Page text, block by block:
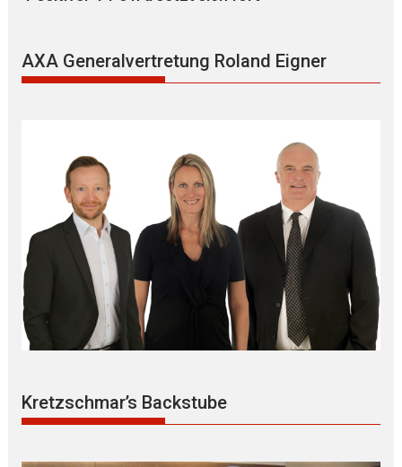
AXA Generalvertretung Roland Eigner
Kretzschmar’s Backstube